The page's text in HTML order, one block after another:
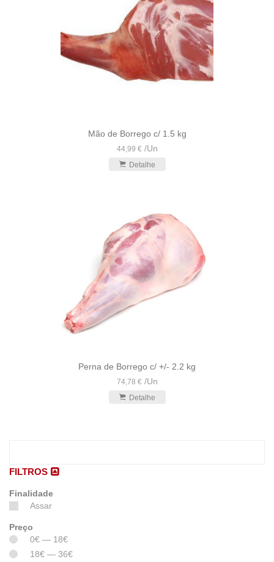
FILTROS
Finalidade
Assar
Preço
0€ — 18€
18€ — 36€
Mão de Borrego c/ 1.5 kg
44,99 € /Un
Detalhe
Perna de Borrego c/ +/- 2.2 kg
74,78 € /Un
Detalhe